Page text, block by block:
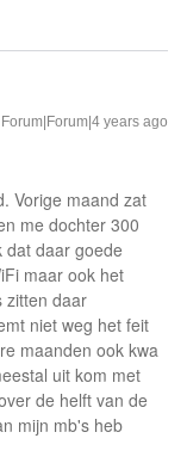
Forum|Forum|4 years ago
Vorige maand zat
me dochter 300
dat daar goede
maar ook het
zitten daar
niet weg het feit
maanden ook kwa
uit kom met
de helft van de
mijn mb's heb